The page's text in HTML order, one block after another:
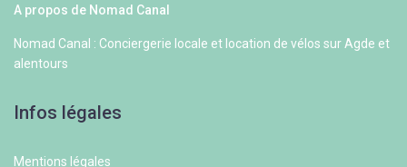
A propos de Nomad Canal
Nomad Canal : Conciergerie locale et location de vélos sur Agde et
alentours
Infos légales
Mentions légales